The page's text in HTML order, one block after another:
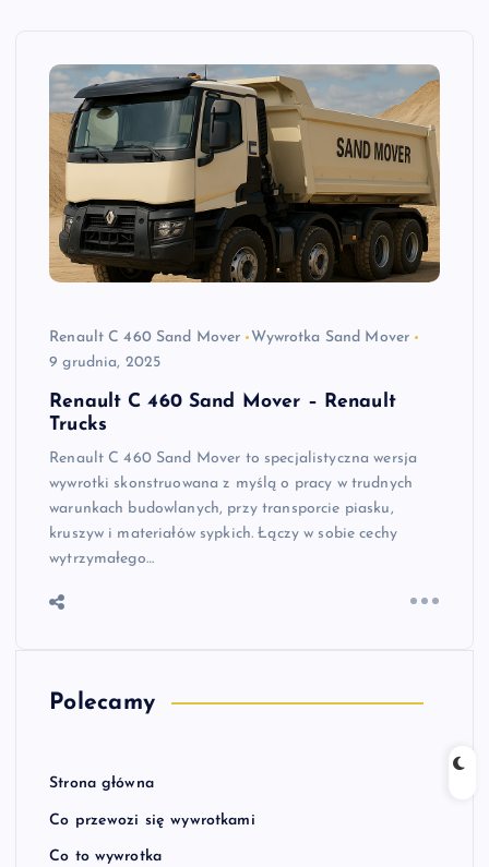
Renault C 460 Sand Mover
Wywrotka Sand Mover
9 grudnia, 2025
Renault C 460 Sand Mover – Renault
Trucks
Renault C 460 Sand Mover to specjalistyczna wersja
wywrotki skonstruowana z myślą o pracy w trudnych
warunkach budowlanych, przy transporcie piasku,
kruszyw i materiałów sypkich. Łączy w sobie cechy
wytrzymałego…
Polecamy
Strona główna
Co przewozi się wywrotkami
Co to wywrotka